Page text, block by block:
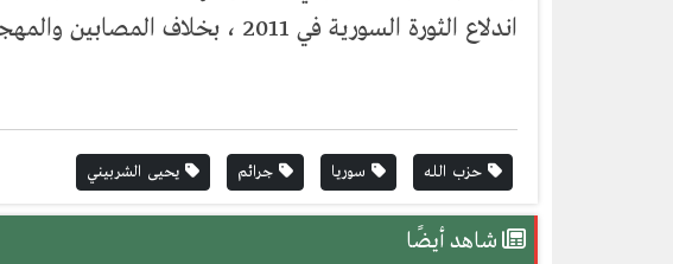
اندلاع الثورة السورية في 2011 ، بخلاف المصابين والمهجرين والمختفيين .
حزب الله سوريا جرائم يحيى الشربيني
شاهد أيضًا